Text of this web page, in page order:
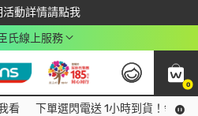
活動詳情請點我
最高回饋$350
氏線上服務
0
看 下單選閃電送 1小時到貨！領神